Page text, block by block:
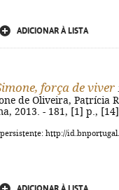
ADICIONAR À LISTA
força de viver
de Oliveira, Patrícia
2013. - 181, [1] p.,
http://